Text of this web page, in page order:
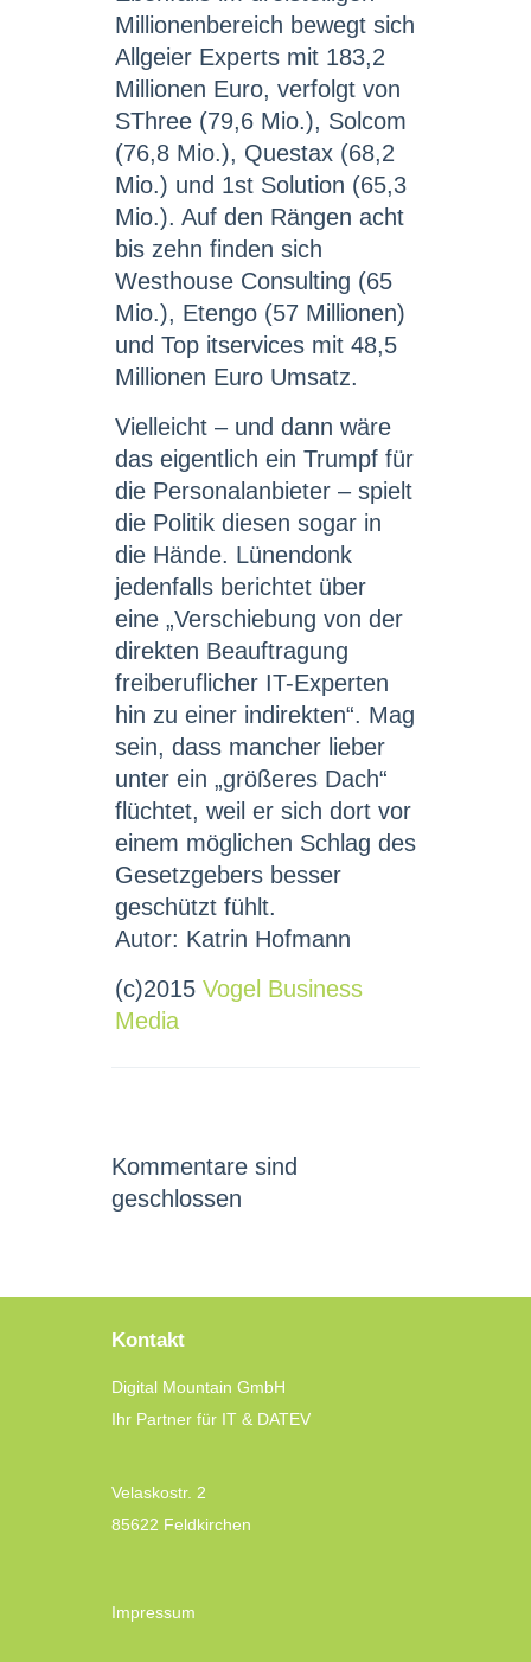
Millionenbereich bewegt sich
Allgeier Experts mit 183,2
Millionen Euro, verfolgt von
SThree (79,6 Mio.), Solcom
(76,8 Mio.), Questax (68,2
Mio.) und 1st Solution (65,3
Mio.). Auf den Rängen acht
bis zehn finden sich
Westhouse Consulting (65
Mio.), Etengo (57 Millionen)
und Top itservices mit 48,5
Millionen Euro Umsatz.
Vielleicht – und dann wäre
das eigentlich ein Trumpf für
die Personalanbieter – spielt
die Politik diesen sogar in
die Hände. Lünendonk
jedenfalls berichtet über
eine „Verschiebung von der
direkten Beauftragung
freiberuflicher IT-Experten
hin zu einer indirekten“. Mag
sein, dass mancher lieber
unter ein „größeres Dach“
flüchtet, weil er sich dort vor
einem möglichen Schlag des
Gesetzgebers besser
geschützt fühlt.
Autor: Katrin Hofmann
(c)2015 Vogel Business
Media
Kommentare sind
geschlossen
Kontakt
Digital Mountain GmbH
Ihr Partner für IT & DATEV
Velaskostr. 2
85622 Feldkirchen
Impressum